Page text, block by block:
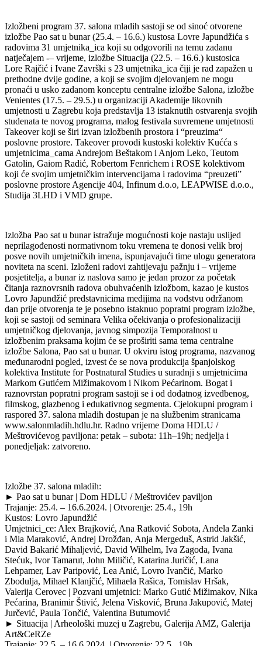
Izložbeni program 37. salona mladih sastoji se od sinoć otvorene
izložbe Pao sat u bunar (25.4. – 16.6.) kustosa Lovre Japundžića s
radovima 31 umjetnika_ica koji su odgovorili na temu zadanu
natječajem -– vrijeme, izložbe Situacija (22.5. – 16.6.) kustosica
Lore Rajčić i Ivane Završki s 23 umjetnika_ica čiji je rad zapažen u
prethodne dvije godine, a koji se svojim djelovanjem ne mogu
pronaći u usko zadanom konceptu centralne izložbe Salona, izložbe
Venientes (17.5. – 29.5.) u organizaciji Akademije likovnih
umjetnosti u Zagrebu koja predstavlja 13 istaknutih ostvarenja svojih
studenata te novog programa, malog festivala suvremene umjetnosti
Takeover koji se širi izvan izložbenih prostora i “preuzima“
poslovne prostore. Takeover provodi kustoski kolektiv Kućća s
umjetnicima_cama Andrejom Beštakom i Anjom Leko, Teutom
Gatolin, Gaiom Radić, Robertom Fenrichem i ROSE kolektivom
koji će svojim umjetničkim intervencijama i radovima “preuzeti”
poslovne prostore Agencije 404, Infinum d.o.o, LEAPWISE d.o.o.,
Studija 3LHD i VMD grupe.
Izložba Pao sat u bunar istražuje mogućnosti koje nastaju uslijed
neprilagođenosti normativnom toku vremena te donosi velik broj
posve novih umjetničkih imena, ispunjavajući time ulogu generatora
noviteta na sceni. Izloženi radovi zahtijevaju pažnju i – vrijeme
posjetitelja, a bunar iz naslova samo je jedan prozor za početak
čitanja raznovrsnih radova obuhvaćenih izložbom, kazao je kustos
Lovro Japundžić predstavnicima medijima na vodstvu održanom
dan prije otvorenja te je posebno istaknuo popratni program izložbe,
koji se sastoji od seminara Velika očekivanja o profesionalizaciji
umjetničkog djelovanja, javnog simpozija Temporalnost u
izložbenim praksama kojim će se proširiti sama tema centralne
izložbe Salona, Pao sat u bunar. U okviru istog programa, nazvanog
međunarodni pogled, izvest će se nova produkcija španjolskog
kolektiva Institute for Postnatural Studies u suradnji s umjetnicima
Markom Gutićem Mižimakovom i Nikom Pećarinom. Bogat i
raznovrstan popratni program sastoji se i od dodatnog izvedbenog,
filmskog, glazbenog i edukativnog segmenta. Cjelokupni program i
raspored 37. salona mladih dostupan je na službenim stranicama
www.salonmladih.hdlu.hr. Radno vrijeme Doma HDLU /
Meštrovićevog paviljona: petak – subota: 11h–19h; nedjelja i
ponedjeljak: zatvoreno.
Izložbe 37. salona mladih:
► Pao sat u bunar | Dom HDLU / Meštrovićev paviljon
Trajanje: 25.4. – 16.6.2024. | Otvorenje: 25.4., 19h
Kustos: Lovro Japundžić
Umjetnici_ce: Alex Brajković, Ana Ratković Sobota, Anđela Zanki
i Mia Maraković, Andrej Drožđan, Anja Mergeduš, Astrid Jakšić,
David Bakarić Mihaljević, David Wilhelm, Iva Zagoda, Ivana
Stećuk, Ivor Tamarut, John Miličić, Katarina Juričić, Lana
Lehpamer, Lav Paripović, Lea Anić, Lovro Ivančić, Marko
Zbodulja, Mihael Klanjčić, Mihaela Rašica, Tomislav Hršak,
Valerija Cerovec | Pozvani umjetnici: Marko Gutić Mižimakov, Nika
Pećarina, Branimir Štivić, Jelena Visković, Bruna Jakupović, Matej
Jurčević, Paula Tončić, Valentina Butumović
► Situacija | Arheološki muzej u Zagrebu, Galerija AMZ, Galerija
Art&CeRZe